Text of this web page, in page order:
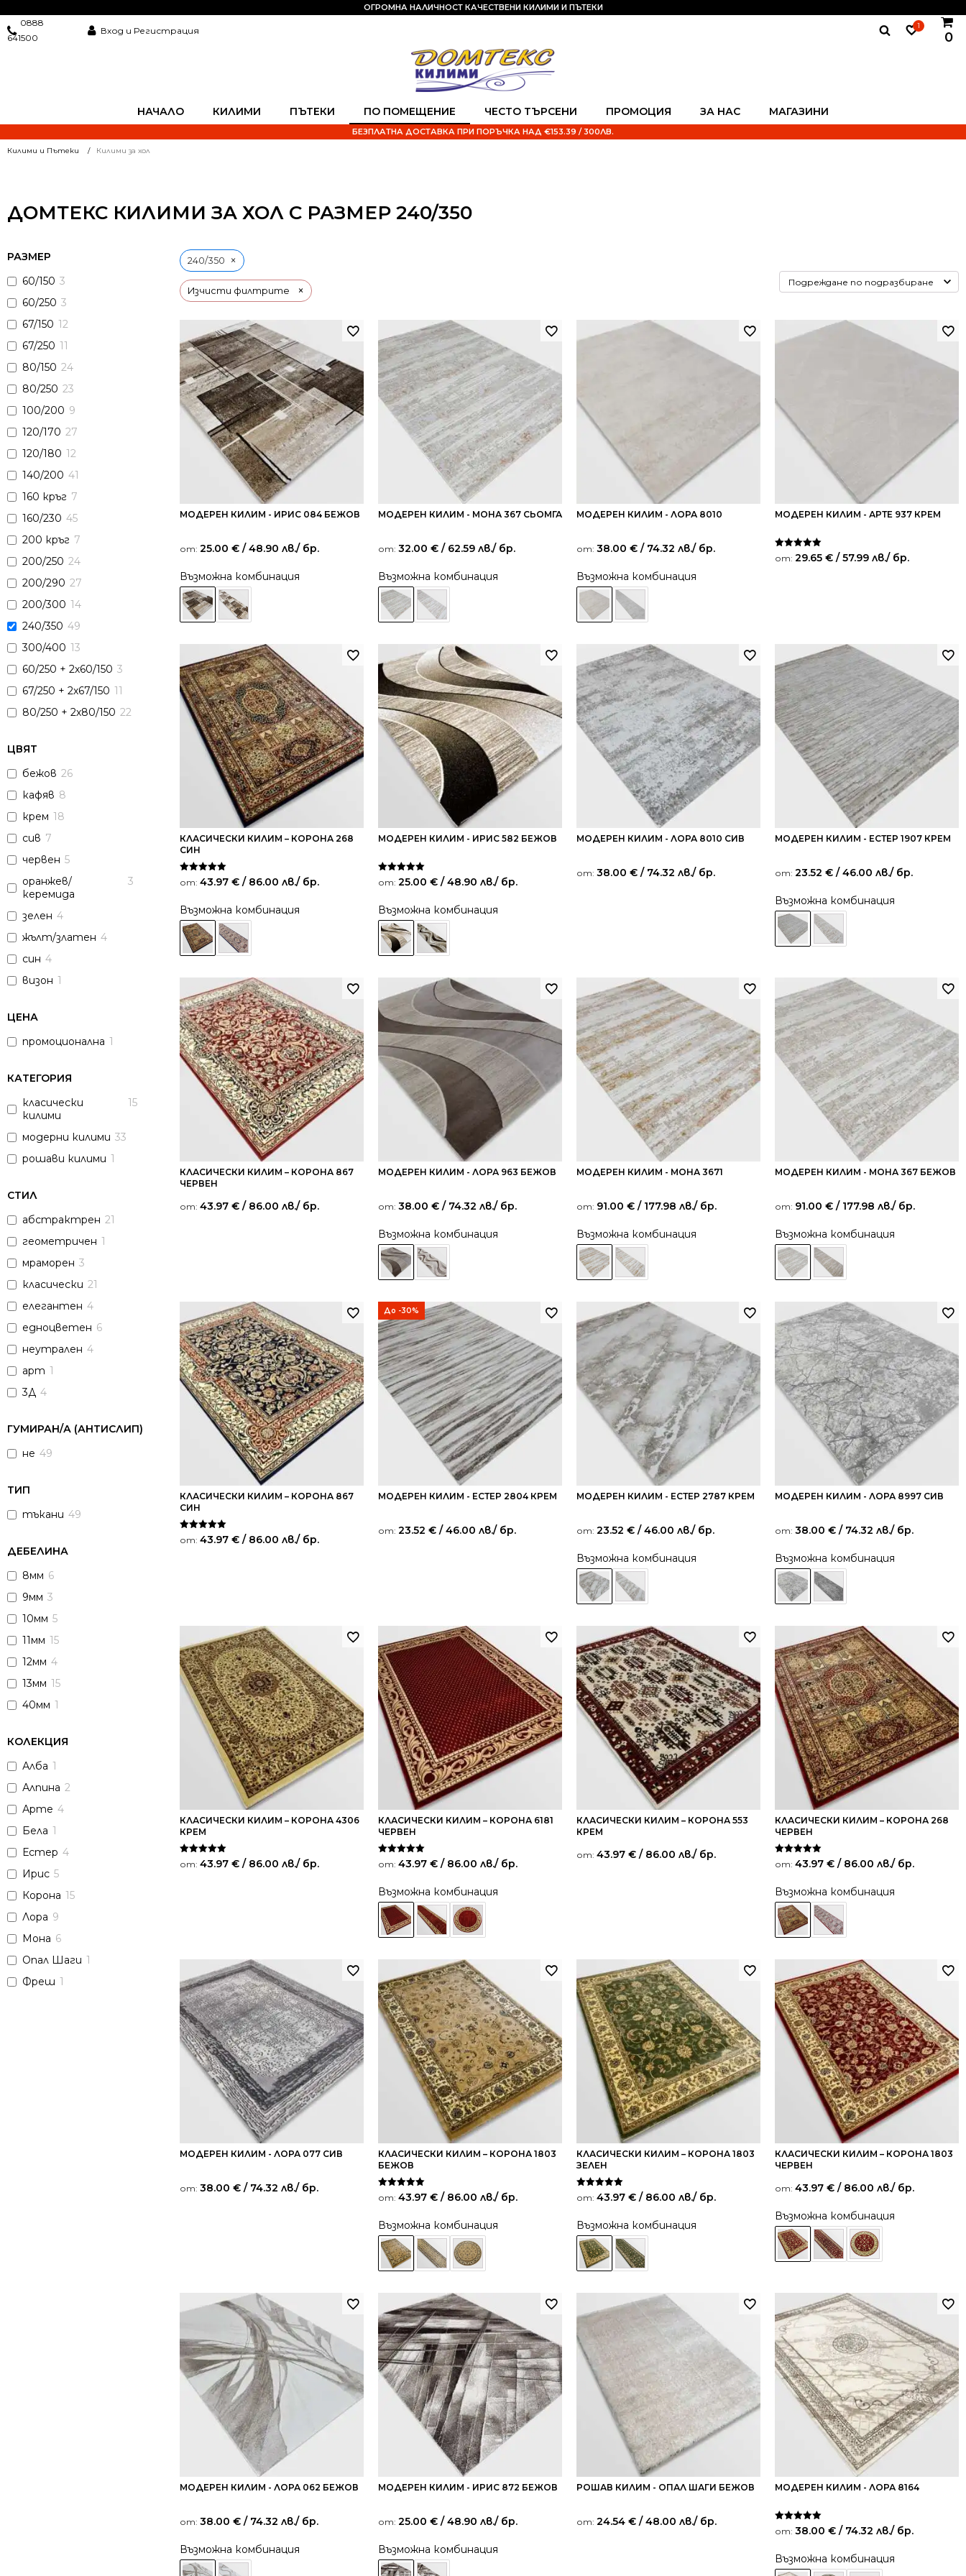
НАЧАЛО КИЛИМИ ПЪТЕКИ ПО ПОМЕЩЕНИЕ ЧЕСТО ТЪРСЕНИ ПРОМОЦИЯ ЗА НАС МАГАЗИНИ
1
0
0888
641500
Вход и Регистрация
ОГРОМНА НАЛИЧНОСТ КАЧЕСТВЕНИ КИЛИМИ И ПЪТЕКИ
БЕЗПЛАТНА ДОСТАВКА ПРИ ПОРЪЧКА НАД €153.39 / 300ЛВ.
Килими и Пътеки Килими за хол
ДОМТЕКС КИЛИМИ ЗА ХОЛ С РАЗМЕР 240/350
РАЗМЕР
60/150 3
60/250 3
67/150 12
67/250 11
80/150 24
80/250 23
100/200 9
120/170 27
120/180 12
140/200 41
160 кръг 7
160/230 45
200 кръг 7
200/250 24
200/290 27
200/300 14
240/350 49
300/400 13
60/250 + 2х60/150 3
67/250 + 2х67/150 11
80/250 + 2х80/150 22
ЦВЯТ
бежов 26
кафяв 8
крем 18
сив 7
червен 5
оранжев/
керемида
3
зелен 4
жълт/златен 4
син 4
визон 1
ЦЕНА
промоционална 1
КАТЕГОРИЯ
класически
килими
15
модерни килими 33
рошави килими 1
СТИЛ
абстрактрен 21
геометричен 1
мраморен 3
класически 21
елегантен 4
едноцветен 6
неутрален 4
арт 1
3Д 4
ГУМИРАН/А (АНТИСЛИП)
не 49
ТИП
тъкани 49
ДЕБЕЛИНА
8мм 6
9мм 3
10мм 5
11мм 15
12мм 4
13мм 15
40мм 1
КОЛЕКЦИЯ
Алба 1
Алпина 2
Арте 4
Бела 1
Естер 4
Ирис 5
Корона 15
Лора 9
Мона 6
Опал Шаги 1
Фреш 1
Изчисти филтрите ×
240/350 ×
МОДЕРЕН КИЛИМ - ИРИС 084 БЕЖОВ
от: 25.00 € / 48.90 лв./ бр.
Възможна комбинация
МОДЕРЕН КИЛИМ - МОНА 367 СЬОМГА
от: 32.00 € / 62.59 лв./ бр.
Възможна комбинация
МОДЕРЕН КИЛИМ - ЛОРА 8010
от: 38.00 € / 74.32 лв./ бр.
Възможна комбинация
МОДЕРЕН КИЛИМ - АРТЕ 937 КРЕМ
Оценено на
5.00
от: 29.65 € / 57.99 лв./ бр.
КЛАСИЧЕСКИ КИЛИМ – КОРОНА 268
СИН
Оценено на
5.00
от: 43.97 € / 86.00 лв./ бр.
Възможна комбинация
МОДЕРЕН КИЛИМ - ИРИС 582 БЕЖОВ
Оценено на
5.00
от: 25.00 € / 48.90 лв./ бр.
Възможна комбинация
МОДЕРЕН КИЛИМ - ЛОРА 8010 СИВ
от: 38.00 € / 74.32 лв./ бр.
МОДЕРЕН КИЛИМ - ЕСТЕР 1907 КРЕМ
от: 23.52 € / 46.00 лв./ бр.
Възможна комбинация
КЛАСИЧЕСКИ КИЛИМ – КОРОНА 867
ЧЕРВЕН
от: 43.97 € / 86.00 лв./ бр.
МОДЕРЕН КИЛИМ - ЛОРА 963 БЕЖОВ
от: 38.00 € / 74.32 лв./ бр.
Възможна комбинация
МОДЕРЕН КИЛИМ - МОНА 3671
от: 91.00 € / 177.98 лв./ бр.
Възможна комбинация
МОДЕРЕН КИЛИМ - МОНА 367 БЕЖОВ
от: 91.00 € / 177.98 лв./ бр.
Възможна комбинация
КЛАСИЧЕСКИ КИЛИМ – КОРОНА 867
СИН
Оценено на
5.00
от: 43.97 € / 86.00 лв./ бр.
До -30%
МОДЕРЕН КИЛИМ - ЕСТЕР 2804 КРЕМ
от: 23.52 € / 46.00 лв./ бр.
МОДЕРЕН КИЛИМ - ЕСТЕР 2787 КРЕМ
от: 23.52 € / 46.00 лв./ бр.
Възможна комбинация
МОДЕРЕН КИЛИМ - ЛОРА 8997 СИВ
от: 38.00 € / 74.32 лв./ бр.
Възможна комбинация
КЛАСИЧЕСКИ КИЛИМ – КОРОНА 4306
КРЕМ
Оценено на
5.00
от: 43.97 € / 86.00 лв./ бр.
КЛАСИЧЕСКИ КИЛИМ – КОРОНА 6181
ЧЕРВЕН
Оценено на
5.00
от: 43.97 € / 86.00 лв./ бр.
Възможна комбинация
КЛАСИЧЕСКИ КИЛИМ – КОРОНА 553
КРЕМ
от: 43.97 € / 86.00 лв./ бр.
КЛАСИЧЕСКИ КИЛИМ – КОРОНА 268
ЧЕРВЕН
Оценено на
5.00
от: 43.97 € / 86.00 лв./ бр.
Възможна комбинация
МОДЕРЕН КИЛИМ - ЛОРА 077 СИВ
от: 38.00 € / 74.32 лв./ бр.
КЛАСИЧЕСКИ КИЛИМ – КОРОНА 1803
БЕЖОВ
Оценено на
5.00
от: 43.97 € / 86.00 лв./ бр.
Възможна комбинация
КЛАСИЧЕСКИ КИЛИМ – КОРОНА 1803
ЗЕЛЕН
Оценено на
5.00
от: 43.97 € / 86.00 лв./ бр.
Възможна комбинация
КЛАСИЧЕСКИ КИЛИМ – КОРОНА 1803
ЧЕРВЕН
от: 43.97 € / 86.00 лв./ бр.
Възможна комбинация
МОДЕРЕН КИЛИМ - ЛОРА 062 БЕЖОВ
от: 38.00 € / 74.32 лв./ бр.
Възможна комбинация
МОДЕРЕН КИЛИМ - ИРИС 872 БЕЖОВ
от: 25.00 € / 48.90 лв./ бр.
Възможна комбинация
РОШАВ КИЛИМ - ОПАЛ ШАГИ БЕЖОВ
от: 24.54 € / 48.00 лв./ бр.
МОДЕРЕН КИЛИМ - ЛОРА 8164
Оценено на
5.00
от: 38.00 € / 74.32 лв./ бр.
Възможна комбинация